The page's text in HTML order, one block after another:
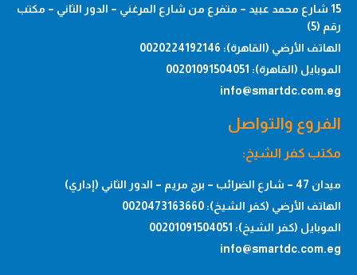
15 شارع محمد عبيد – متفرع من شارع المرغني – الدور الثاني – مكتب
رقم (5)
الهاتف الأرضي (القاهرة): 0020224192146
الموبايل (القاهرة): 00201091504051
info@smartdc.com.eg
الفروع والتواصل
مكتب كفر الشيخ:
ميدان 47 – شارع الضرائب – برج مريم – الدور الثاني (إداري)
الهاتف الأرضي (كفر الشيخ): 0020473163660
الموبايل (كفر الشيخ): 00201091504051
info@smartdc.com.eg